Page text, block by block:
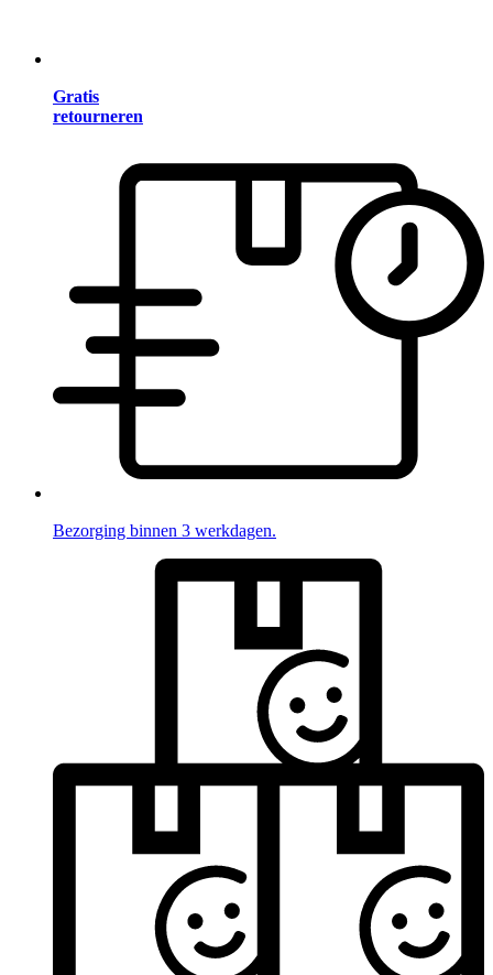
Gratis
retourneren
Bezorging binnen 3 werkdagen.